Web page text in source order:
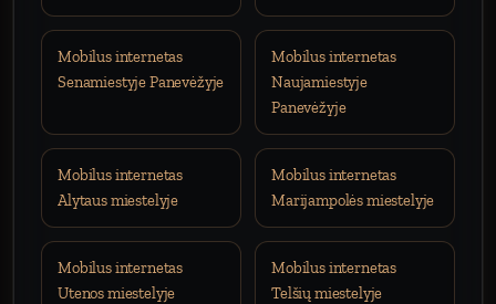
Mobilus internetas
Senamiestyje Panevėžyje
Mobilus internetas
Naujamiestyje
Panevėžyje
Mobilus internetas
Alytaus miestelyje
Mobilus internetas
Marijampolės miestelyje
Mobilus internetas
Utenos miestelyje
Mobilus internetas
Telšių miestelyje